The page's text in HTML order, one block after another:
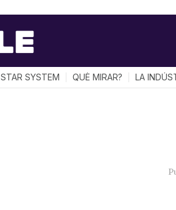
STAR SYSTEM QUÈ MIRAR? LA